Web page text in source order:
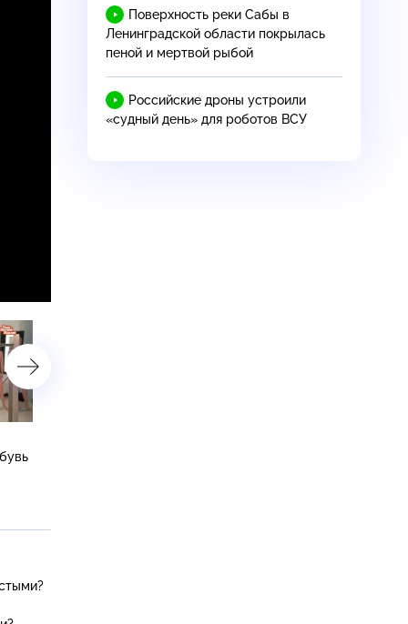
Поверхность реки Сабы в
Ленинградской области покрылась
пеной и мертвой рыбой
Российские дроны устроили
«судный день» для роботов ВСУ